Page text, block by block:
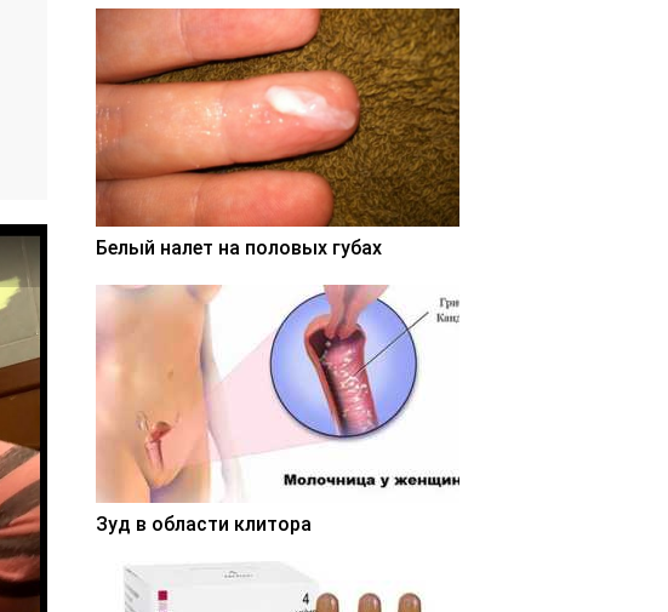
Белый налет на половых губах
Зуд в области клитора